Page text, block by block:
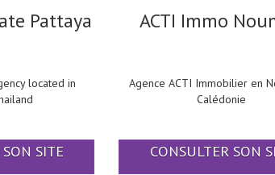
Pattaya
located in
SITE
ACTI Immo
Agence ACTI Immobilier en
Calédonie
CONSULTER SON